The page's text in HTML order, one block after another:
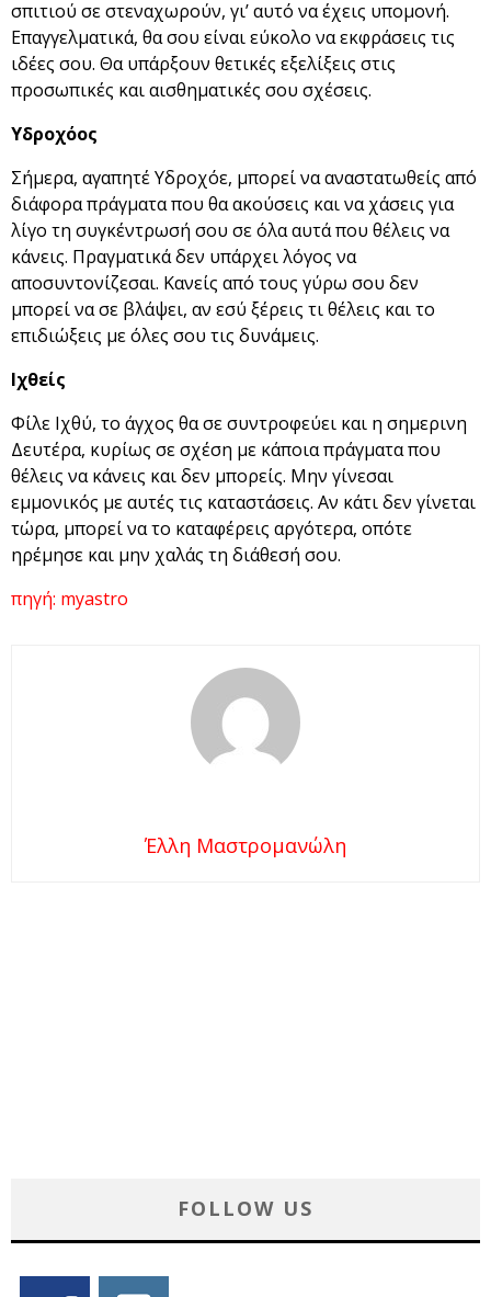
σπιτιού σε στεναχωρούν, γι’ αυτό να έχεις υπομονή.
Επαγγελματικά, θα σου είναι εύκολο να εκφράσεις τις
ιδέες σου. Θα υπάρξουν θετικές εξελίξεις στις
προσωπικές και αισθηματικές σου σχέσεις.
Υδροχόος
Σήμερα, αγαπητέ Υδροχόε, μπορεί να αναστατωθείς από
διάφορα πράγματα που θα ακούσεις και να χάσεις για
λίγο τη συγκέντρωσή σου σε όλα αυτά που θέλεις να
κάνεις. Πραγματικά δεν υπάρχει λόγος να
αποσυντονίζεσαι. Κανείς από τους γύρω σου δεν
μπορεί να σε βλάψει, αν εσύ ξέρεις τι θέλεις και το
επιδιώξεις με όλες σου τις δυνάμεις.
Ιχθείς
Φίλε Ιχθύ, το άγχος θα σε συντροφεύει και η σημερινη
Δευτέρα, κυρίως σε σχέση με κάποια πράγματα που
θέλεις να κάνεις και δεν μπορείς. Μην γίνεσαι
εμμονικός με αυτές τις καταστάσεις. Αν κάτι δεν γίνεται
τώρα, μπορεί να το καταφέρεις αργότερα, οπότε
ηρέμησε και μην χαλάς τη διάθεσή σου.
πηγή: myastro
Έλλη Μαστρομανώλη
FOLLOW US